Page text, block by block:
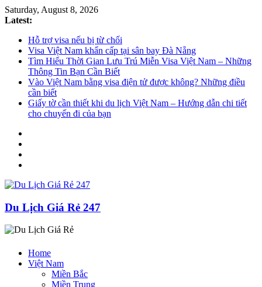
Saturday, August 8, 2026
Latest:
Hỗ trợ visa nếu bị từ chối
Visa Việt Nam khẩn cấp tại sân bay Đà Nẵng
Tìm Hiểu Thời Gian Lưu Trú Miễn Visa Việt Nam – Những
Thông Tin Bạn Cần Biết
Vào Việt Nam bằng visa điện tử được không? Những điều
cần biết
Giấy tờ cần thiết khi du lịch Việt Nam – Hướng dẫn chi tiết
cho chuyến đi của bạn
Du Lịch Giá Rẻ 247
Home
Việt Nam
Miền Bắc
Miền Trung